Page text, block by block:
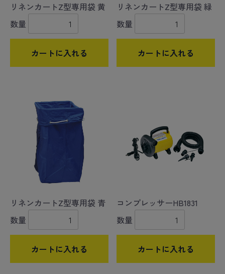
リネンカートZ型専用袋 黄
数量
カートに入れる
リネンカートZ型専用袋 緑
数量
カートに入れる
リネンカートZ型専用袋 青
数量
カートに入れる
コンプレッサーHB1831
数量
カートに入れる